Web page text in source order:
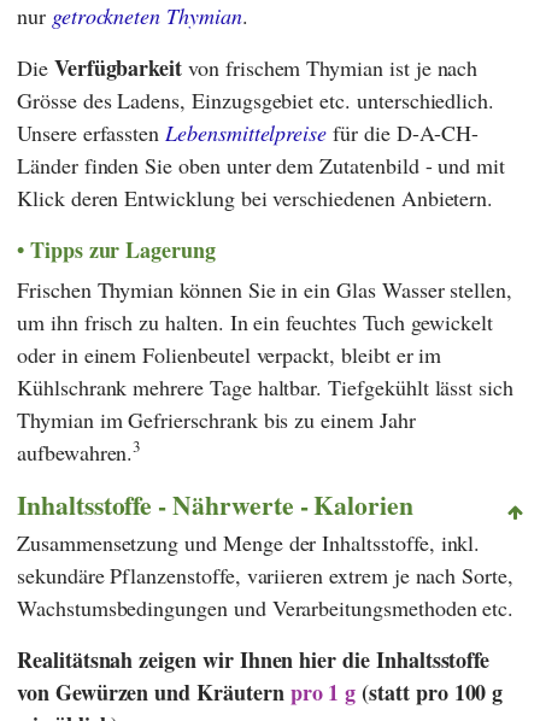
nur getrockneten Thymian.
Die Verfügbarkeit von frischem Thymian ist je nach
Grösse des Ladens, Einzugsgebiet etc. unterschiedlich.
Unsere erfasstenLebensmittelpreise für die D-A-CH-
Länder finden Sie oben unter dem Zutatenbild - und mit
Klick deren Entwicklung bei verschiedenen Anbietern.
Tipps zur Lagerung
Frischen Thymian können Sie in ein Glas Wasser stellen,
um ihn frisch zu halten. In ein feuchtes Tuch gewickelt
oder in einem Folienbeutel verpackt, bleibt er im
Kühlschrank mehrere Tage haltbar. Tiefgekühlt lässt sich
Thymian im Gefrierschrank bis zu einem Jahr
aufbewahren.3
Inhaltsstoffe - Nährwerte - Kalorien
Zusammensetzung und Menge der Inhaltsstoffe, inkl.
sekundäre Pflanzenstoffe, variieren extrem je nach Sorte,
Wachstumsbedingungen und Verarbeitungsmethoden etc.
Realitätsnah zeigen wir Ihnen hier die Inhaltsstoffe
von Gewürzen und Kräuternpro 1 g(statt pro 100 g